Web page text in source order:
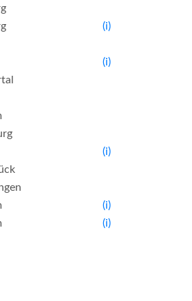
(i)
(i)
(i)
(i)
(i)